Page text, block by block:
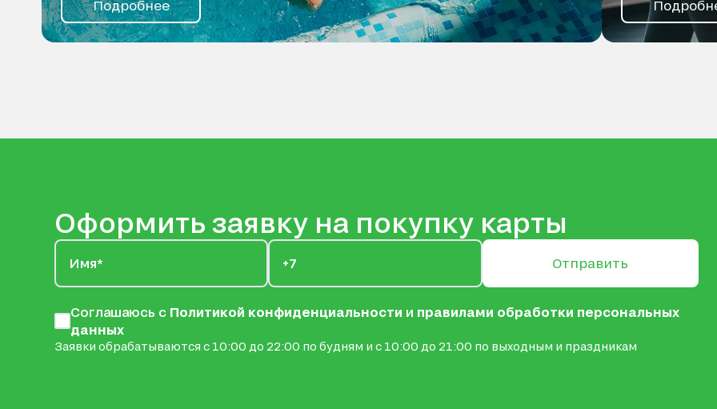
Подробнее
Оформить заявку на покупку карты
Отправить
Соглашаюсь с Политикой конфиденциальности и правилами обработки персональных
данных
Заявки обрабатываются с 10:00 до 22:00 по будням и с 10:00 до 21:00 по выходным и праздникам